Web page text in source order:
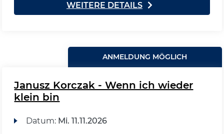
WEITERE DETAILS
ANMELDUNG MÖGLICH
Janusz Korczak - Wenn ich wieder
klein bin
Datum: Mi. 11.11.2026